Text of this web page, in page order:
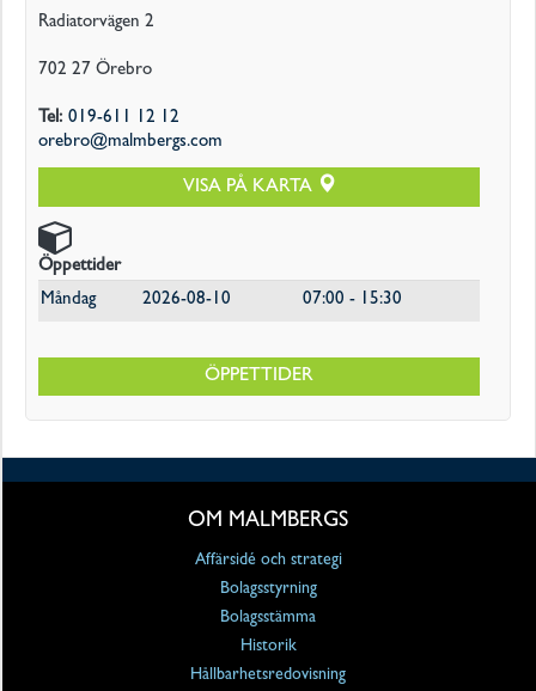
Radiatorvägen 2
702 27 Örebro
Tel: 019-611 12 12
orebro@malmbergs.com
VISA PÅ KARTA
Öppettider
Måndag
2026-08-10 07:00 - 15:30
ÖPPETTIDER
OM MALMBERGS
Affärsidé och strategi
Bolagsstyrning
Bolagsstämma
Historik
Hållbarhetsredovisning